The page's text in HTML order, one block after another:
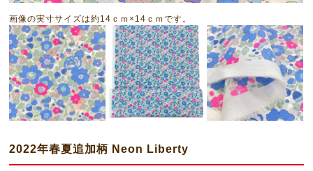
画像の実寸サイズは約14ｃｍ×14ｃｍです。
2022年春夏追加柄 Neon Liberty